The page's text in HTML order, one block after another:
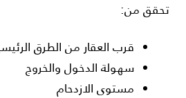
تحقق من:
قرب العقار من الطرق
سهولة الدخول والخروج
مستوى الازدحام